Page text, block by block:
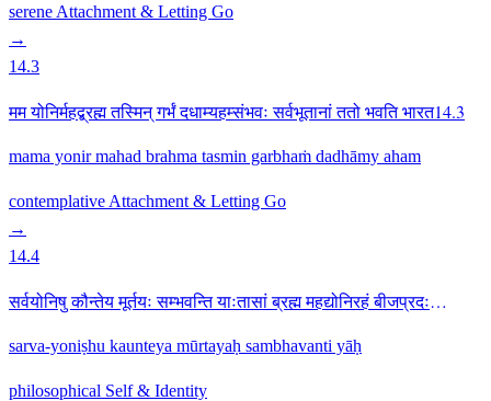
serene Attachment & Letting Go
→
14.3
मम योनिर्महद्ब्रह्म तस्मिन् गर्भं दधाम्यहम्संभवः सर्वभूतानां ततो भवति भारत14.3
mama yonir mahad brahma tasmin garbhaṁ dadhāmy aham
contemplative Attachment & Letting Go
→
14.4
सर्वयोनिषु कौन्तेय मूर्तयः सम्भवन्ति याःतासां ब्रह्म महद्योनिरहं बीजप्रदः
sarva-yoniṣhu kaunteya mūrtayaḥ sambhavanti yāḥ
philosophical Self & Identity